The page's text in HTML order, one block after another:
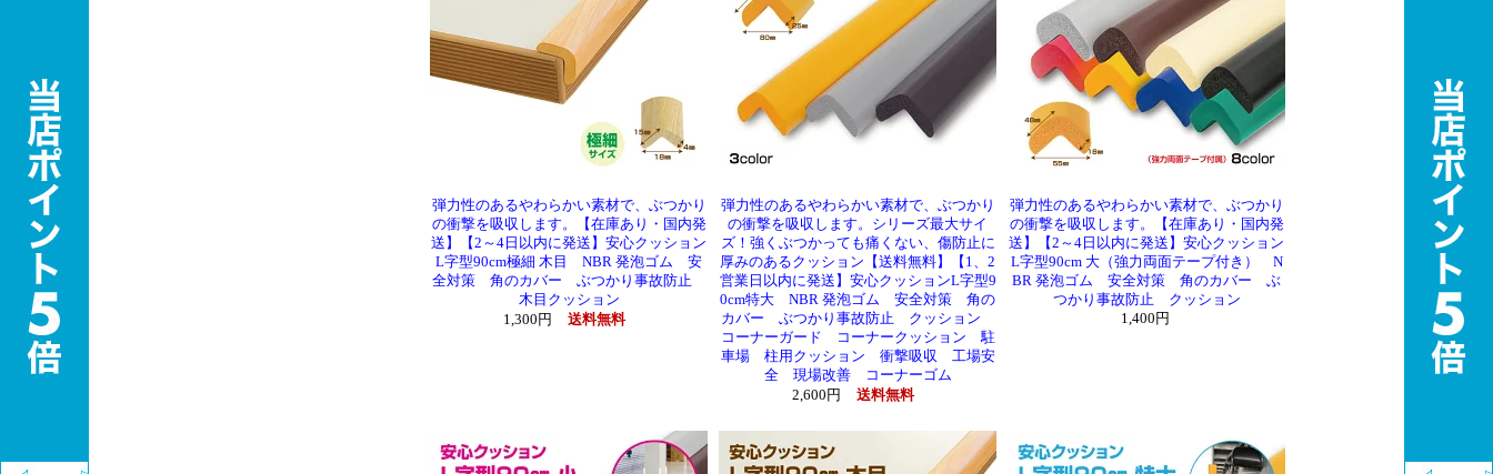
弾力性のあるやわらかい素材で、ぶつかり
の衝撃を吸収します。【在庫あり・国内発
送】【2～4日以内に発送】安心クッション
L字型90cm極細 木目 NBR 発泡ゴム 安
全対策 角のカバー ぶつかり事故防止
木目クッション
1,300円
送料無料
弾力性のあるやわらかい素材で、ぶつかり
の衝撃を吸収します。シリーズ最大サイ
ズ！強くぶつかっても痛くない、傷防止に
厚みのあるクッション【送料無料】【1、2
営業日以内に発送】安心クッションL字型9
0cm特大 NBR 発泡ゴム 安全対策 角の
カバー ぶつかり事故防止 クッション
コーナーガード コーナークッション 駐
車場 柱用クッション 衝撃吸収 工場安
全 現場改善 コーナーゴム
2,600円
送料無料
弾力性のあるやわらかい素材で、ぶつかり
の衝撃を吸収します。【在庫あり・国内発
送】【2～4日以内に発送】安心クッション
L字型90cm 大（強力両面テープ付き） N
BR 発泡ゴム 安全対策 角のカバー ぶ
つかり事故防止 クッション
1,400円